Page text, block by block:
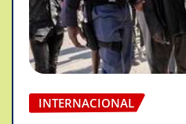
INTERNACIONAL